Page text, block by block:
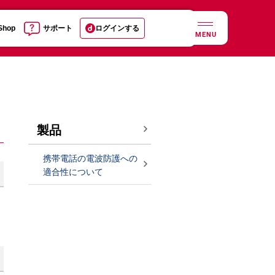
サポート ログインする
MENU
製品
携帯電話の電波防護への
適合性について